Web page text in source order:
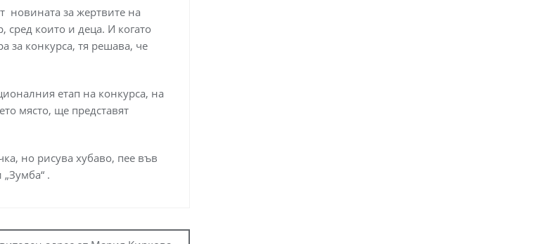
новината за жертвите на
сред които и деца. И когато
за конкурса, тя решава, че
етап на конкурса, на
място, ще представят
но рисува хубаво, пее във
.